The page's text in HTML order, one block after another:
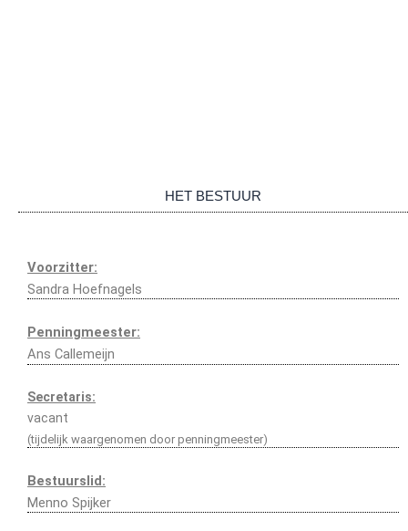
HET BESTUUR
Voorzitter:
Sandra Hoefnagels
Penningmeester:
Ans Callemeijn
Secretaris:
vacant
(tijdelijk waargenomen door penningmeester)
Bestuurslid:
Menno Spijker